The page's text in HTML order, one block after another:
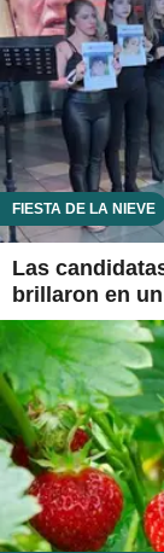
FIESTA DE LA NIEVE
Las
brillaron en